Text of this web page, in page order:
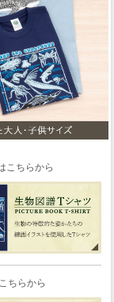
こちらから
ちらから